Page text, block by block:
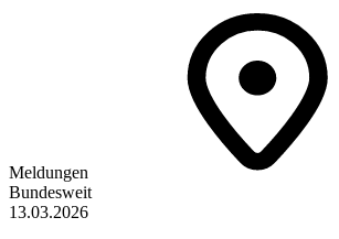
Meldungen
Bundesweit
13.03.2026